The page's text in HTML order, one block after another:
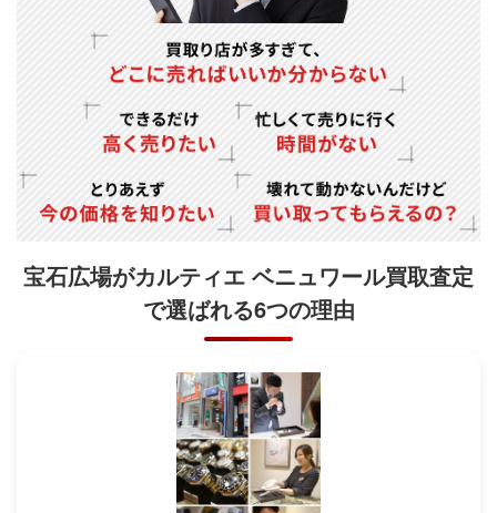
宝石広場がカルティエ ベニュワール買取査定
で選ばれる6つの理由